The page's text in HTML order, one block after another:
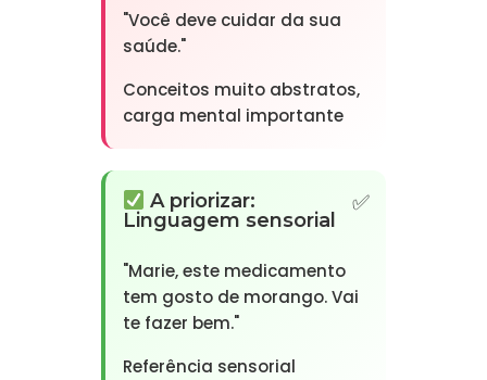
"Você deve cuidar da sua
saúde."
Conceitos muito abstratos,
carga mental importante
A priorizar:
Linguagem sensorial
"Marie, este medicamento
tem gosto de morango. Vai
te fazer bem."
Referência sensorial